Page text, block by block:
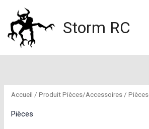
contenu
Storm RC
Accueil / Produit Pièces/Accessoires / Pièces
Pièces